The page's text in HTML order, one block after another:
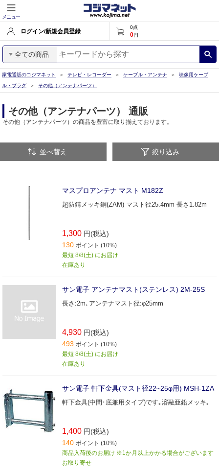
メニュー
ログイン/新規会員登録
0点
0円
全ての商品
家電通販のコジマネット テレビ・レコーダー ケーブル・アンテナ
映像用ケーブ
ル・プラグ
その他（アンテナパーツ）
その他（アンテナパーツ） 通販
その他（アンテナパーツ）の商品を豊富に取り揃えております。
並べ替え 絞り込み
マスプロアンテナ マスト M182Z
超防錆メッキ銅(ZAM) マスト径25.4mm 長さ1.82m
1,300 円(税込)
130 ポイント (10%)
最短 8/8(土) にお届け
在庫あり
サン電子 アンテナマスト(ステンレス) 2M‐25S
長さ:2m､アンテナマスト径:φ25mm
4,930 円(税込)
493 ポイント (10%)
最短 8/8(土) にお届け
在庫あり
サン電子 軒下金具(マスト径22~25φ用) MSH-1ZA
軒下金具(中間･底兼用タイプ)です｡溶融亜鉛メッキ｡
1,400 円(税込)
140 ポイント (10%)
商品入荷後のお届け ※1か月以上かかる場合がございます
お取り寄せ